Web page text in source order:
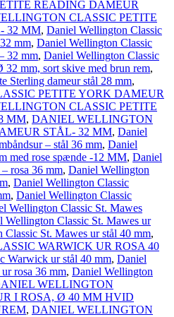
READING DAMEUR
CLASSIC PETITE
32 MM, Daniel Wellington Classic
mm, Daniel Wellington Classic
32 mm, Daniel Wellington Classic
32 mm, sort skive med brun rem,
Sterling dameur stål 28 mm,
PETITE YORK DAMEUR
CLASSIC PETITE
MM, DANIEL WELLINGTON
STÅL- 32 MM, Daniel
– stål 36 mm, Daniel
med rose spænde -12 MM, Daniel
rosa 36 mm, Daniel Wellington
, Daniel Wellington Classic
, Daniel Wellington Classic
Wellington Classic St. Mawes
Wellington Classic St. Mawes ur
St. Mawes ur stål 40 mm,
WARWICK UR ROSA 40
Warwick ur stål 40 mm, Daniel
rosa 36 mm, Daniel Wellington
WELLINGTON
I ROSA, Ø 40 MM HVID
, DANIEL WELLINGTON